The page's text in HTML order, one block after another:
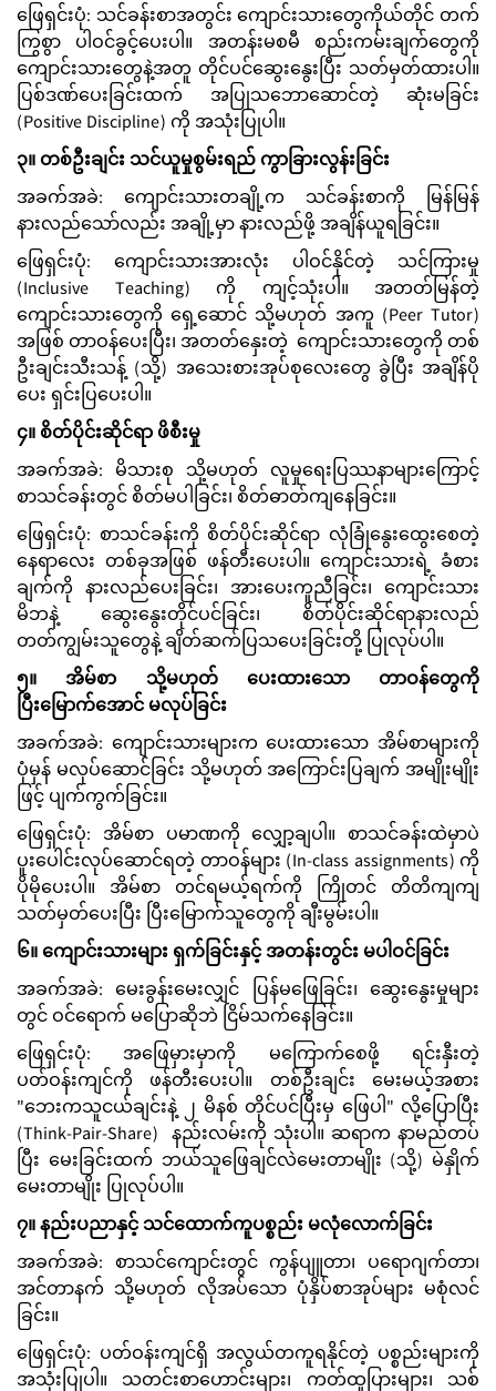
ဖြေရှင်းပုံ: သင်ခန်းစာအတွင်း ကျောင်းသားတွေကိုယ်တိုင် တက်
ကြွစွာ ပါဝင်ခွင့်ပေးပါ။ အတန်းမစမီ စည်းကမ်းချက်တွေကို
ကျောင်းသားတွေနဲ့အတူ တိုင်ပင်ဆွေးနွေးပြီး သတ်မှတ်ထားပါ။
ပြစ်ဒဏ်ပေးခြင်းထက် အပြုသဘောဆောင်တဲ့ ဆုံးမခြင်း
(Positive Discipline) ကို အသုံးပြုပါ။
၃။ တစ်ဦးချင်း သင်ယူမှုစွမ်းရည် ကွာခြားလွန်းခြင်း
အခက်အခဲ: ကျောင်းသားတချို့က သင်ခန်းစာကို မြန်မြန်
နားလည်သော်လည်း အချို့မှာ နားလည်ဖို့ အချိန်ယူရခြင်း။
ဖြေရှင်းပုံ: ကျောင်းသားအားလုံး ပါဝင်နိုင်တဲ့ သင်ကြားမှု
(Inclusive Teaching) ကို ကျင့်သုံးပါ။ အတတ်မြန်တဲ့
ကျောင်းသားတွေကို ရှေ့ဆောင် သို့မဟုတ် အကူ (Peer Tutor)
အဖြစ် တာဝန်ပေးပြီး၊ အတတ်နှေးတဲ့ ကျောင်းသားတွေကို တစ်
ဦးချင်းသီးသန့် (သို့) အသေးစားအုပ်စုလေးတွေ ခွဲပြီး အချိန်ပို
ပေး ရှင်းပြပေးပါ။
၄။ စိတ်ပိုင်းဆိုင်ရာ ဖိစီးမှု
အခက်အခဲ: မိသားစု သို့မဟုတ် လူမှုရေးပြဿနာများကြောင့်
စာသင်ခန်းတွင် စိတ်မပါခြင်း၊ စိတ်ဓာတ်ကျနေခြင်း။
ဖြေရှင်းပုံ: စာသင်ခန်းကို စိတ်ပိုင်းဆိုင်ရာ လုံခြုံနွေးထွေးစေတဲ့
နေရာလေး တစ်ခုအဖြစ် ဖန်တီးပေးပါ။ ကျောင်းသားရဲ့ ခံစား
ချက်ကို နားလည်ပေးခြင်း၊ အားပေးကူညီခြင်း၊ ကျောင်းသား
မိဘနဲ့ ဆွေးနွေးတိုင်ပင်ခြင်း၊ စိတ်ပိုင်းဆိုင်ရာနားလည်
တတ်ကျွမ်းသူတွေနဲ့ ချိတ်ဆက်ပြသပေးခြင်းတို့ ပြုလုပ်ပါ။
၅။ အိမ်စာ သို့မဟုတ် ပေးထားသော တာဝန်တွေကို
ပြီးမြောက်အောင် မလုပ်ခြင်း
အခက်အခဲ: ကျောင်းသားများက ပေးထားသော အိမ်စာများကို
ပုံမှန် မလုပ်ဆောင်ခြင်း သို့မဟုတ် အကြောင်းပြချက် အမျိုးမျိုး
ဖြင့် ပျက်ကွက်ခြင်း။
ဖြေရှင်းပုံ: အိမ်စာ ပမာဏကို လျှော့ချပါ။ စာသင်ခန်းထဲမှာပဲ
ပူးပေါင်းလုပ်ဆောင်ရတဲ့ တာဝန်များ (In-class assignments) ကို
ပိုမိုပေးပါ။ အိမ်စာ တင်ရမယ့်ရက်ကို ကြိုတင် တိတိကျကျ
သတ်မှတ်ပေးပြီး ပြီးမြောက်သူတွေကို ချီးမွမ်းပါ။
၆။ ကျောင်းသားများ ရှက်ခြင်းနှင့် အတန်းတွင်း မပါဝင်ခြင်း
အခက်အခဲ: မေးခွန်းမေးလျှင် ပြန်မဖြေခြင်း၊ ဆွေးနွေးမှုများ
တွင် ဝင်ရောက် မပြောဆိုဘဲ ငြိမ်သက်နေခြင်း။
ဖြေရှင်းပုံ: အဖြေမှားမှာကို မကြောက်စေဖို့ ရင်းနှီးတဲ့
ပတ်ဝန်းကျင်ကို ဖန်တီးပေးပါ။ တစ်ဦးချင်း မေးမယ့်အစား
"ဘေးကသူငယ်ချင်းနဲ့ ၂ မိနစ် တိုင်ပင်ပြီးမှ ဖြေပါ" လို့ပြောပြီး
(Think-Pair-Share) နည်းလမ်းကို သုံးပါ။ ဆရာက နာမည်တပ်
ပြီး မေးခြင်းထက် ဘယ်သူဖြေချင်လဲမေးတာမျိုး (သို့) မဲနှိုက်
မေးတာမျိုး ပြုလုပ်ပါ။
၇။ နည်းပညာနှင့် သင်ထောက်ကူပစ္စည်း မလုံလောက်ခြင်း
အခက်အခဲ: စာသင်ကျောင်းတွင် ကွန်ပျူတာ၊ ပရောဂျက်တာ၊
အင်တာနက် သို့မဟုတ် လိုအပ်သော ပုံနှိပ်စာအုပ်များ မစုံလင်
ခြင်း။
ဖြေရှင်းပုံ: ပတ်ဝန်းကျင်ရှိ အလွယ်တကူရနိုင်တဲ့ ပစ္စည်းများကို
အသုံးပြုပါ။ သတင်းစာဟောင်းများ၊ ကတ်ထူပြားများ၊ သစ်